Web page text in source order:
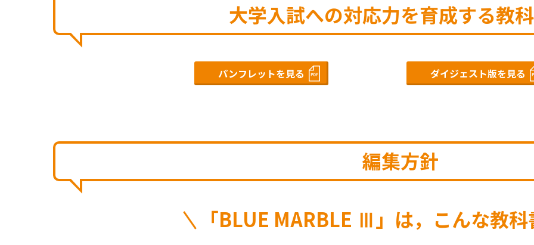
大学入試への対応力を育成する教科
パンフレットを見る ダイジェスト版を見る
編集方針
「BLUE MARBLE Ⅲ」は， こんな教科